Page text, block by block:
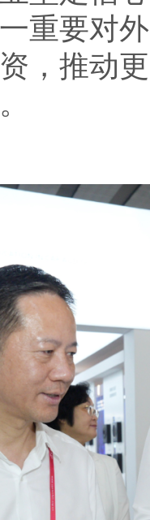
重要对
，推动